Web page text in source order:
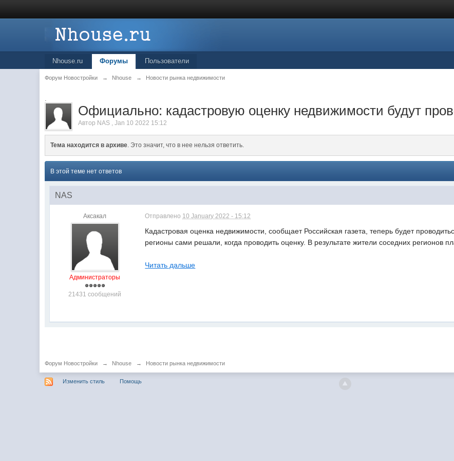
Nhouse.ru Форумы Пользователи
Форум Новостройки → Nhouse → Новости рынка недвижимости
.
Официально: кадастровую оценку недвижимости будут
Автор NAS ,Jan 10 2022 15:12
Тема находится в архиве. Это значит, что в нее нельзя ответить.
В этой теме нет ответов
NAS
Аксакал
Администраторы
21431 сообщений
Отправлено 10 January 2022 - 15:12
Кадастровая оценка недвижимости, сообщает Российская газета, теперь будет
регионы сами решали, когда проводить оценку. В результате жители соседних регионов
Читать дальше
Форум Новостройки → Nhouse → Новости рынка недвижимости
Изменить стиль Помощь